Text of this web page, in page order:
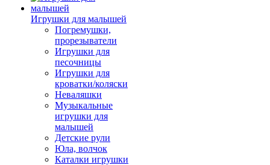
Игрушки для малышей
Погремушки,
прорезыватели
Игрушки для
песочницы
Игрушки для
кроватки/коляски
Неваляшки
Музыкальные
игрушки для
малышей
Детские рули
Юла, волчок
Каталки игрушки